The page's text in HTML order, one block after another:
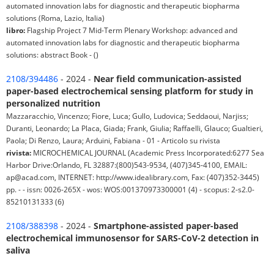
automated innovation labs for diagnostic and therapeutic biopharma
solutions (Roma, Lazio, Italia)
libro: Flagship Project 7 Mid-Term Plenary Workshop: advanced and
automated innovation labs for diagnostic and therapeutic biopharma
solutions: abstract Book - ()
2108/394486 - 2024 - Near field communication-assisted
paper-based electrochemical sensing platform for study in
personalized nutrition
Mazzaracchio, Vincenzo; Fiore, Luca; Gullo, Ludovica; Seddaoui, Narjiss;
Duranti, Leonardo; La Placa, Giada; Frank, Giulia; Raffaelli, Glauco; Gualtieri,
Paola; Di Renzo, Laura; Arduini, Fabiana - 01 - Articolo su rivista
rivista: MICROCHEMICAL JOURNAL (Academic Press Incorporated:6277 Sea
Harbor Drive:Orlando, FL 32887:(800)543-9534, (407)345-4100, EMAIL:
ap@acad.com, INTERNET: http://www.idealibrary.com, Fax: (407)352-3445)
pp. - - issn: 0026-265X - wos: WOS:001370973300001 (4) - scopus: 2-s2.0-
85210131333 (6)
2108/388398 - 2024 - Smartphone-assisted paper-based
electrochemical immunosensor for SARS-CoV-2 detection in
saliva